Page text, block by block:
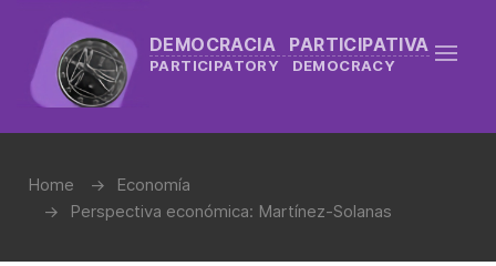
DEMOCRACIA PARTICIPATIVA
PARTICIPATORY DEMOCRACY
Home
Economía
Perspectiva económica: Martínez-Solanas